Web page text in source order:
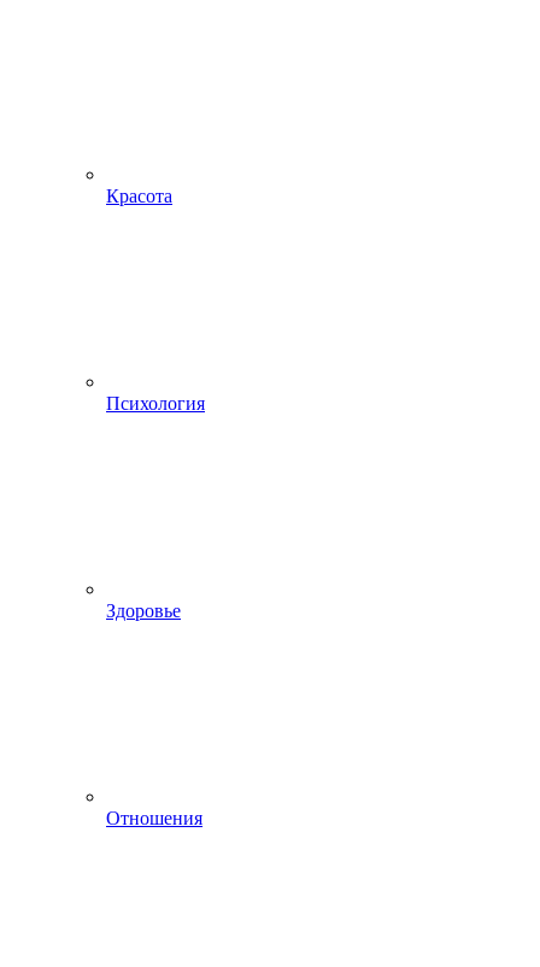
Красота
Психология
Здоровье
Отношения